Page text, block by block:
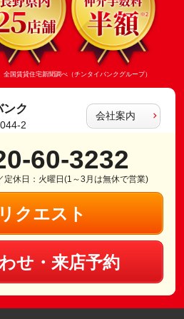
国賃貸住宅新聞調べ（チンタイバンクグループ）
ク
2
会社案内
60-3232
休日：火曜日(1～3月は無休で営業)
クエスト
せ・来店予約